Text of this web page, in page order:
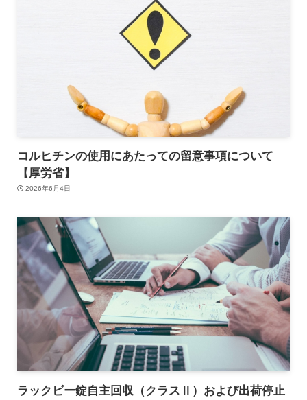
コルヒチンの使用にあたっての留意事項について
【厚労省】
2026年6月4日
ラックビー錠自主回収（クラスⅡ）および出荷停止